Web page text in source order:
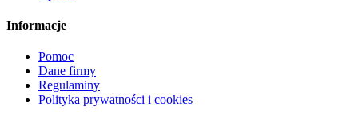
Informacje
Pomoc
Dane firmy
Regulaminy
Polityka prywatności i cookies